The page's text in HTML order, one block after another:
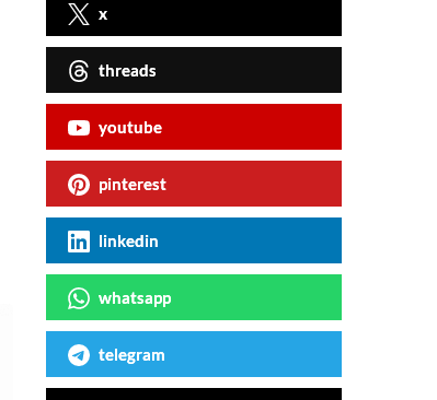
x
threads
youtube
pinterest
linkedin
whatsapp
telegram